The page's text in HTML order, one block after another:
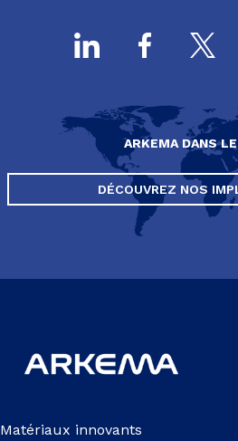
ARKEMA DANS
DÉCOUVREZ NOS
Matériaux innovants